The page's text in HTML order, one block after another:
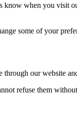
know when you
some of your
our website
refuse them